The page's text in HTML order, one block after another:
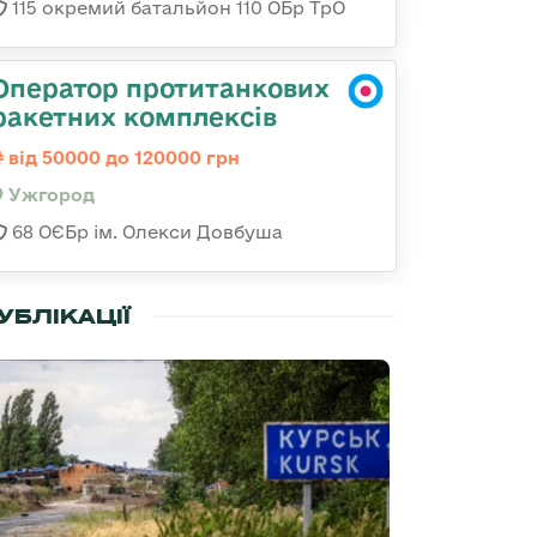
115 окремий батальйон 110 ОБр ТрО
протитанкових
комплексів
від 50000 до 120000 грн
Ужгород
68 ОЄБр ім. Олекси Довбуша